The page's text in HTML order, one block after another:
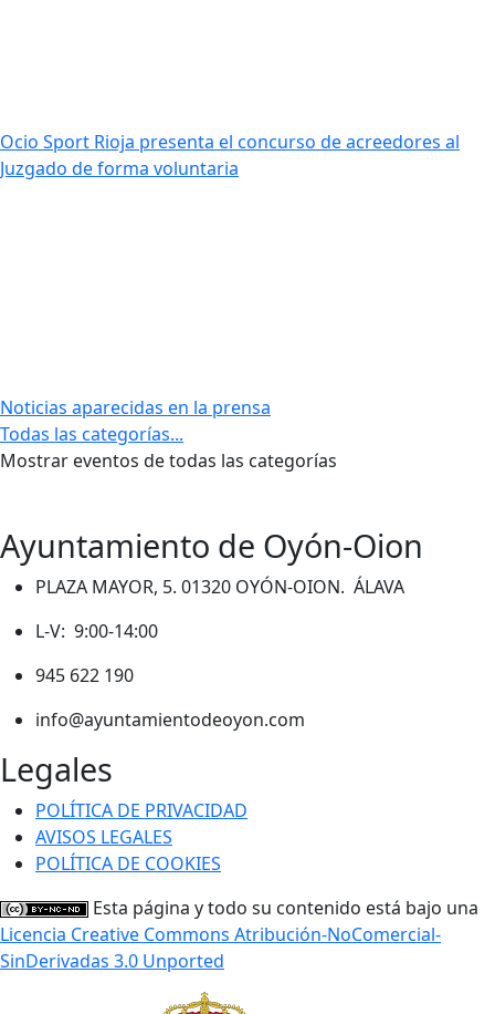
Ocio Sport Rioja presenta el concurso de acreedores al
Juzgado de forma voluntaria
Noticias aparecidas en la prensa
Todas las categorías...
Mostrar eventos de todas las categorías
Ayuntamiento de Oyón-Oion
PLAZA MAYOR, 5. 01320 OYÓN-OION. ÁLAVA
L-V: 9:00-14:00
945 622 190
info@ayuntamientodeoyon.com
Legales
POLÍTICA DE PRIVACIDAD
AVISOS LEGALES
POLÍTICA DE COOKIES
Esta página y todo su contenido está bajo una
Licencia Creative Commons Atribución-NoComercial-
SinDerivadas 3.0 Unported